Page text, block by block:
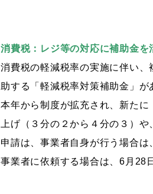
消費税：レジ等の対応に補助金
消費税の軽減税率の実施に伴い
助する「軽減税率対策補助金」が
本年から制度が拡充され、新た
上げ（３分の２から４分の３）
申請は、事業者自身が行う場合
事業者に依頼する場合は、6月28